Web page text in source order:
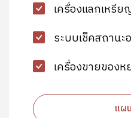
เครื่องแลกเหรีย
ระบบเช็คสถานะ
เครื่องขายของ
แผ